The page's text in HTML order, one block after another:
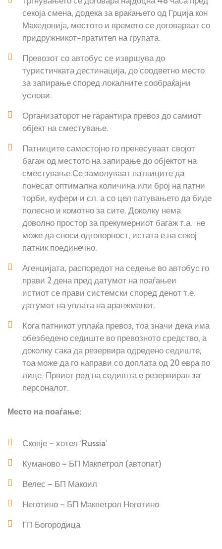
секоја смена, додека за враќањето од Грција кон
Македонија, местото и времето се договараат со
придружникот-пратител на групата.
Превозот со автобус се извршува до
туристичката дестинација, до соодветно место
за запирање според локалните сообраќајни
услови.
Организаторот не гарантира превоз до самиот
објект на сместување.
Патниците самостојно го пренесуваат својот
багаж од местото на запирање до објектот на
сместување.Се замолуваат патниците да
понесат оптимална количина или број на патни
торби, куфери и сл. а со цел патувањето да биде
полесно и комотно за сите. Доколку нема
доволно простор за прекумерниот багаж т.а. не
може да сноси одговорност, истата е на секој
патник поединечно.
Агенцијата, распоредот на седење во автобус го
прави 2 дена пред датумот на поаѓањеи
истиот се прави системски според денот т.е.
датумот на уплата на аранжманот.
Кога патникот уплаќа превоз, тоа значи дека има
обезбедено седиште во превозното средство, а
доколку сака да резервира одредено седиште,
тоа може да го направи со доплата од 20 евра по
лице. Првиот ред на седишта е резервиран за
персоналот.
Место на поаѓање:
Скопје – хотел ‘Russia’
Куманово – БП Макпетрол (автопат)
Велес – БП Макоил
Неготино – БП Макпетрол Неготино
ГП Богородица